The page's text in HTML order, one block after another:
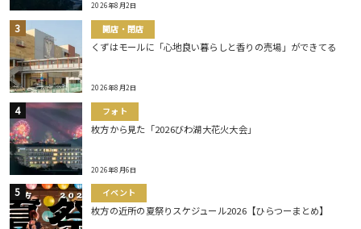
2026年8月2日
開店・閉店
くずはモールに「心地良い暮らしと香りの売場」ができてる
2026年8月2日
フォト
枚方から見た「2026びわ湖大花火大会」
2026年8月6日
イベント
枚方の近所の夏祭りスケジュール2026【ひらつーまとめ】